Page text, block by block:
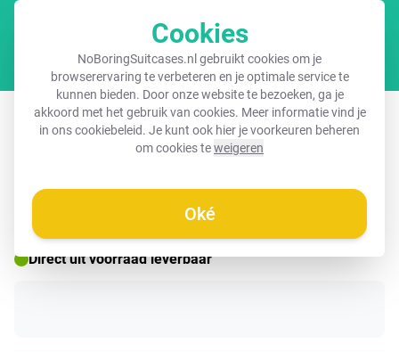
Cookies
NoBoringSuitcases.nl gebruikt cookies om je
browserervaring te verbeteren en je optimale service te
kunnen bieden. Door onze website te bezoeken, ga je
akkoord met het gebruik van cookies. Meer informatie vind je
in onscookiebeleid. Je kunt ook hier je voorkeuren beheren
om cookies teweigeren
Oké
Koffer - Moderne line-art zwart
☀️ ZOMERDEAL
Direct uit voorraad leverbaar